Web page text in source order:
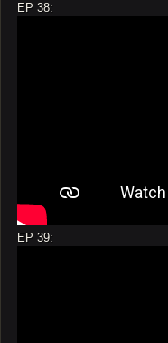
EP 38:
EP 39: